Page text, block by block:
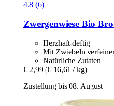
4.8 (6)
Zwergenwiese Bio
Herzhaft-deftig
Mit Zwiebeln
Natürliche Zutaten
€ 2,99 (€ 16,61 / kg)
Zustellung bis 08. August